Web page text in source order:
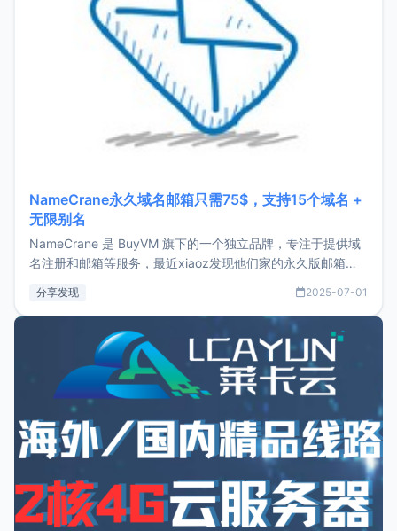
NameCrane永久域名邮箱只需75$，支持15个域名 +
无限别名
NameCrane 是 BuyVM 旗下的一个独立品牌，专注于提供域
名注册和邮箱等服务，最近xiaoz发现他们家的永久版邮箱服
又实惠的域名邮箱，不妨尝试一下 NameCrane。注册
NameCraneNameCrane不支持直接注册，必须要购买
分享发现 2025-07-01